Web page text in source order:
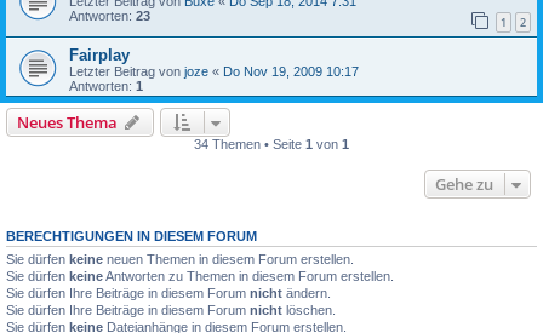
Antworten: 23 1 2
Fairplay
Letzter Beitrag von joze « Do Nov 19, 2009 10:17
Antworten: 1
Neues Thema
34 Themen • Seite 1 von 1
Gehe zu
BERECHTIGUNGEN IN DIESEM FORUM
Sie dürfen keine neuen Themen in diesem Forum erstellen.
Sie dürfen keineAntworten zu Themen in diesem Forum erstellen.
Sie dürfen Ihre Beiträge in diesem Forum nicht ändern.
Sie dürfen Ihre Beiträge in diesem Forum nicht löschen.
Sie dürfen keine Dateianhänge in diesem Forum erstellen.